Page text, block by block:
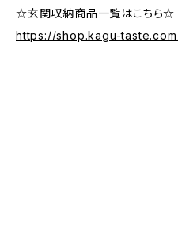
☆玄関収納商品一覧はこちら☆
https://shop.kagu-